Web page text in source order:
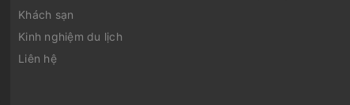
Khách sạn
Kinh nghiệm du lịch
Liên hệ